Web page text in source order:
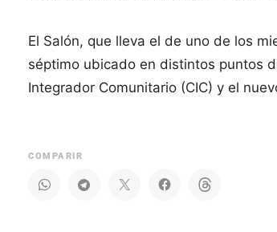
El Salón, que lleva el de uno de los
séptimo ubicado en distintos puntos
Integrador Comunitario (CIC) y el
COMPARIR